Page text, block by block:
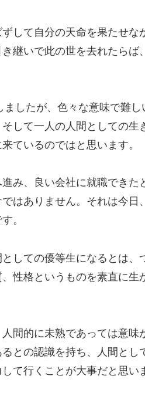
して自分の天命を果たせな
継いで此の世を去れたら
したが、色々な意味で難
して一人の人間としての生
ているのではと思います。
み、良い会社に就職できた
はありません。それは今
。
しての優等生になるとは、
性格というものを素直に生
間的に未熟であっては意味
との認識を持ち、人間とし
て行くことが大事だと思い